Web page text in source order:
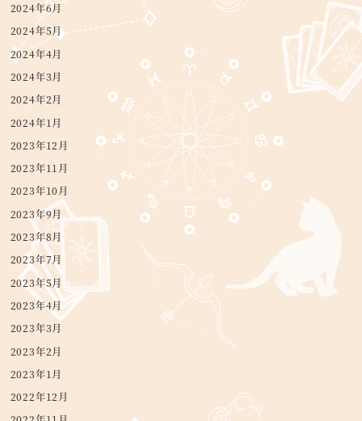
2024年6月
2024年5月
2024年4月
2024年3月
2024年2月
2024年1月
2023年12月
2023年11月
2023年10月
2023年9月
2023年8月
2023年7月
2023年5月
2023年4月
2023年3月
2023年2月
2023年1月
2022年12月